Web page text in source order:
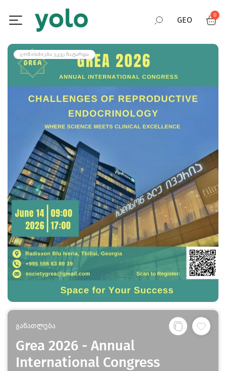
GEO
0
ᲦᲝᲜᲘᲡᲫᲘᲔᲑᲐ ᲣᲙᲕᲔ ᲩᲐᲢᲐᲠᲓᲐ
განათლება
Grea 2026 - Annual
International Congress